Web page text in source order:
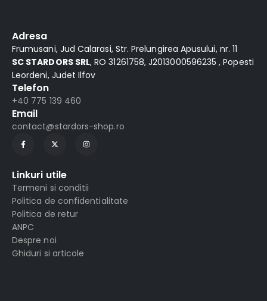
Adresa
Frumusani, Jud Calarasi, Str. Prelungirea Apusului, nr. 11
SC STARDORS SRL, RO 31261758, J2013000596235 , Popesti
Leordeni, Judet Ilfov
Telefon
+40 775 139 460
Email
contact@stardors-shop.ro
Linkuri utile
Termeni si conditii
Politica de confidentialitate
Politica de retur
ANPC
Despre noi
Ghiduri si articole